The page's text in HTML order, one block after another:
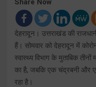
Share Now
देहरादून। उत्तराखंड की
हैं। सोमवार को देहरादून में
स्वास्थ्य विभाग के मुताबिक
का है, जबकि एक चंद्रबनी और
रहा है।